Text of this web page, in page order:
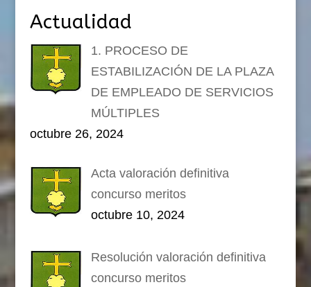
Actualidad
1. PROCESO DE
ESTABILIZACIÓN DE LA PLAZA
DE EMPLEADO DE SERVICIOS
MÚLTIPLES
octubre 26, 2024
Acta valoración definitiva
concurso meritos
octubre 10, 2024
Resolución valoración definitiva
concurso meritos